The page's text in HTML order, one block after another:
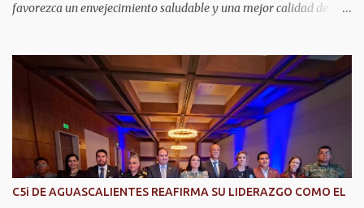
favorezca un envejecimiento saludable y una mejor calidad de
fundamentalmente en la prevención, el diagnóstico y tratamiento
de las enfermedades más comunes en las personas mayores de 60
años, como diabetes, hipertensión, deterioro cognitivo y
alzhéimer, entre otros padecimientos. "Nuestros adultos mayores
son el corazón de muchas familias y merecen todo nuestro respeto,
cuidado y reconocimiento; por eso, en el DIF Estatal impulsamos
servicios que les ayuden a cuidar su salud y a vivir esta etapa con
C5i DE AGUASCALIENTES REAFIRMA SU LIDERAZGO COMO EL